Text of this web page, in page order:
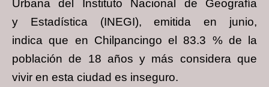
Urbana del Instituto Nacional de Geografía
y Estadística (INEGI), emitida en junio,
indica que en Chilpancingo el 83.3 % de la
poblaciónde 18 años y más considera que
vivir en esta ciudad es inseguro.